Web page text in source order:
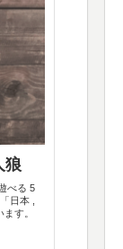
狼
べる 5
日本 ,
す。